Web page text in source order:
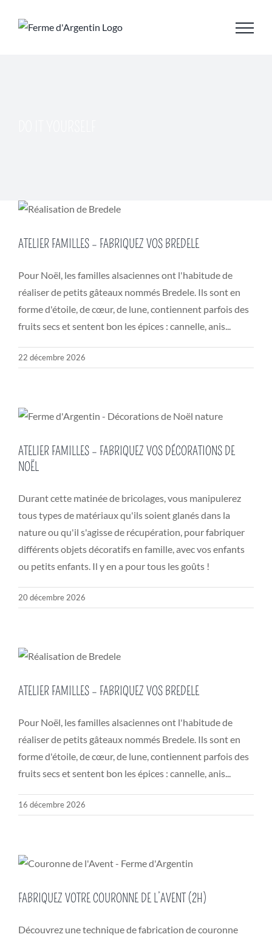
ATELIER FAMILLES – FABRIQUEZ VOS BREDELE
Pour Noël, les familles alsaciennes ont l'habitude de
réaliser de petits gâteaux nommés Bredele. Ils sont en
forme d'étoile, de cœur, de lune, contiennent parfois des
fruits secs et sentent bon les épices : cannelle, anis...
22 décembre 2026
ATELIER FAMILLES – FABRIQUEZ VOS DÉCORATIONS DE
NOËL
Durant cette matinée de bricolages, vous manipulerez
tous types de matériaux qu'ils soient glanés dans la
nature ou qu'il s'agisse de récupération, pour fabriquer
différents objets décoratifs en famille, avec vos enfants
ou petits enfants. Il y en a pour tous les goûts !
20 décembre 2026
ATELIER FAMILLES – FABRIQUEZ VOS BREDELE
Pour Noël, les familles alsaciennes ont l'habitude de
réaliser de petits gâteaux nommés Bredele. Ils sont en
forme d'étoile, de cœur, de lune, contiennent parfois des
fruits secs et sentent bon les épices : cannelle, anis...
16 décembre 2026
FABRIQUEZ VOTRE COURONNE DE L’AVENT (2H)
Découvrez une technique de fabrication de couronne